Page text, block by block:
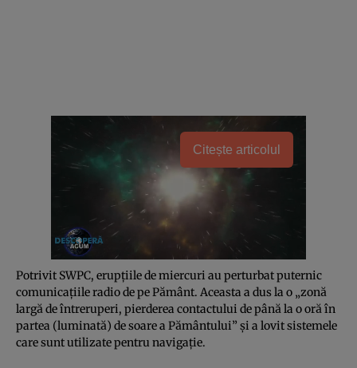
Citește articolul
Potrivit SWPC, erupţiile de miercuri au perturbat puternic
comunicaţiile radio de pe Pământ. Aceasta a dus la o „zonă
largă de întreruperi, pierderea contactului de până la o oră în
partea (luminată) de soare a Pământului” şi a lovit sistemele
care sunt utilizate pentru navigaţie.